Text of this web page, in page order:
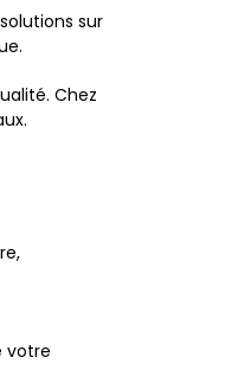
sur
Chez
votre